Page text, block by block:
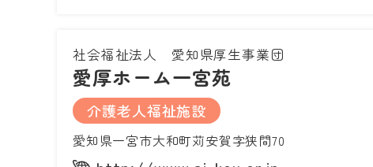
社会福祉法人 愛知県厚生事業団
愛厚ホーム一宮苑
介護老人福祉施設
愛知県一宮市大和町苅安賀字狭間70